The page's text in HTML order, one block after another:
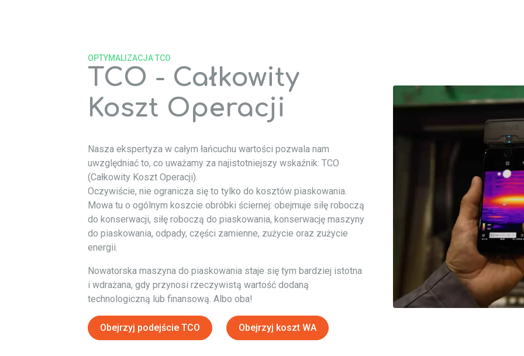
TCO - Całkowity
Koszt Operacji
OPTYMALIZACJA TCO
Nasza ekspertyza w całym łańcuchu wartości pozwala nam
uwzględniać to, co uważamy za najistotniejszy wskaźnik: TCO
(Całkowity Koszt Operacji).
Oczywiście, nie ogranicza się to tylko do kosztów piaskowania.
Mowa tu o ogólnym koszcie obróbki ściernej: obejmuje siłę roboczą
do konserwacji, siłę roboczą do piaskowania, konserwację maszyny
do piaskowania, odpady, części zamienne, zużycie oraz zużycie
energii.
Nowatorska maszyna do piaskowania staje się tym bardziej istotna
i wdrażana, gdy przynosi rzeczywistą wartość dodaną
technologiczną lub finansową. Albo oba!
Obejrzyj podejście TCO Obejrzyj koszt WA